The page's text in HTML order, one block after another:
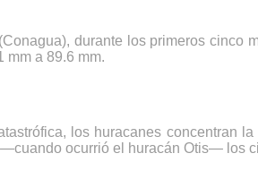
durante los primeros cinco
mm a 89.6 mm.
los huracanes concentran
ocurrió el huracán Otis— los